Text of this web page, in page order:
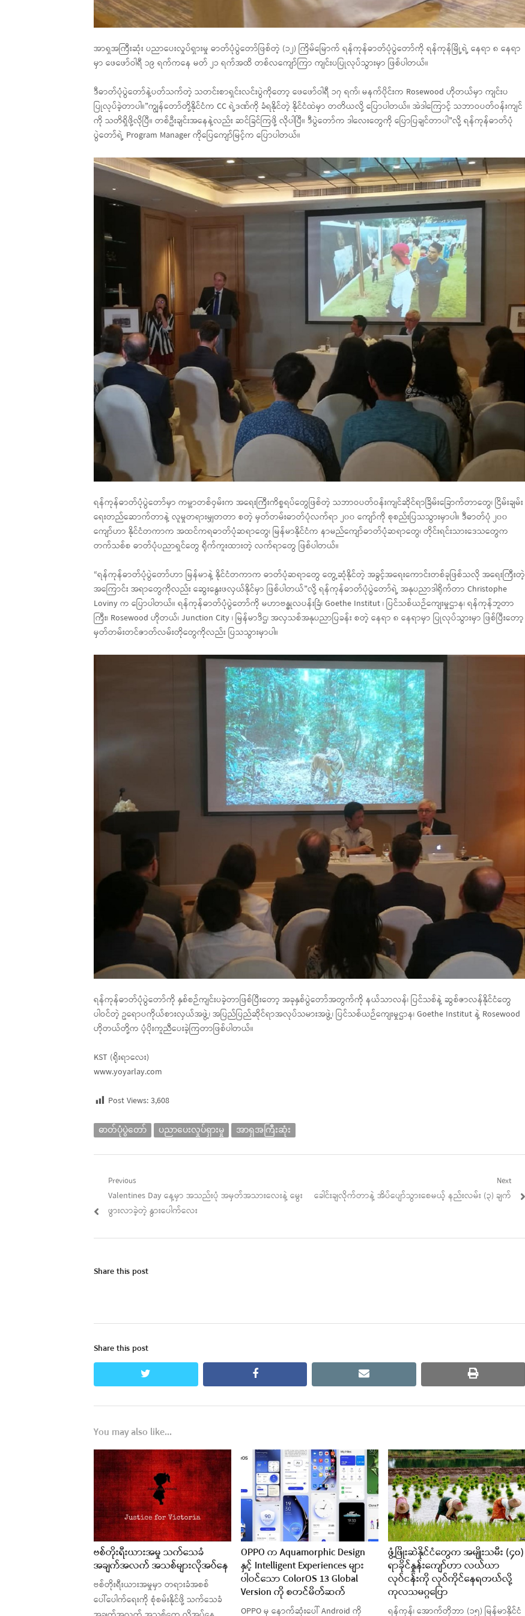
အာရှအကြီးဆုံး ပညာပေးလှုပ်ရှားမှု ဓာတ်ပုံပွဲတော်ဖြစ်တဲ့ (၁၂) ကြိမ်မြောက် ရန်ကုန်ဓာတ်ပုံပွဲတော်ကို ရန်ကုန်မြို့ရဲ့ နေရာ ၈ နေရာ
မှာ ဖေဖော်ဝါရီ ၁၉ ရက်ကနေ မတ် ၂၁ ရက်အထိ တစ်လကျော်ကြာ ကျင်းပပြုလုပ်သွားမှာ ဖြစ်ပါတယ်။
ဒီဓာတ်ပုံပွဲတော်နဲ့ပတ်သက်တဲ့ သတင်းစာရှင်းလင်းပွဲကိုတော့ ဖေဖော်ဝါရီ ၁၇ ရက်၊ မနက်ပိုင်းက Rosewood ဟိုတယ်မှာ ကျင်းပ
ပြုလုပ်ခဲ့တာပါ။”ကျွန်တော်တို့နိုင်ငံက CC ရဲ့ဒဏ်ကို ခံရနိုင်တဲ့ နိုင်ငံထဲမှာ တတိယလို့ ပြောပါတယ်။ အဲဒါကြောင့် သဘာဝပတ်ဝန်းကျင်
ကို သတိရှိဖို့လိုပြီ။ တစ်ဦးချင်းအနေနဲ့လည်း ဆင်ခြင်ကြဖို့ လိုပါပြီ။ ဒီပွဲတော်က ဒါလေးတွေကို ပြောပြချင်တာပါ”လို့ ရန်ကုန်ဓာတ်ပုံ
ပွဲတော်ရဲ့ Program Manager ကိုပြေကျော်မြင့်က ပြောပါတယ်။
ရန်ကုန်ဓာတ်ပုံပွဲတော်မှာ ကမ္ဘာတစ်ဝှမ်းက အရေးကြီးကိစ္စရပ်တွေဖြစ်တဲ့ သဘာဝပတ်ဝန်းကျင်ဆိုင်ရာခြိမ်းခြောက်တာတွေ၊ ငြိမ်းချမ်း
ရေးတည်ဆောက်တာနဲ့ လူမှုတရားမျှတတာ စတဲ့ မှတ်တမ်းဓာတ်ပုံလက်ရာ ၂၀၀ ကျော်ကို စုစည်းပြသသွားမှာပါ။ ဒီဓာတ်ပုံ ၂၀၀
ကျော်ဟာ နိုင်ငံတကာက အထင်ကရဓာတ်ပုံဆရာတွေ၊ မြန်မာနိုင်ငံက နာမည်ကျော်ဓာတ်ပုံဆရာတွေ၊ တိုင်းရင်းသားဒေသတွေက
တက်သစ်စ ဓာတ်ပုံပညာရှင်တွေ ရိုက်ကူးထားတဲ့ လက်ရာတွေ ဖြစ်ပါတယ်။
“ရန်ကုန်ဓာတ်ပုံပွဲတော်ဟာ မြန်မာနဲ့ နိုင်ငံတကာက ဓာတ်ပုံဆရာတွေ တွေ့ဆုံနိုင်တဲ့ အခွင့်အရေးကောင်းတစ်ခုဖြစ်သလို အရေးကြီးတဲ့
အကြောင်း အရာတွေကိုလည်း ဆွေးနွေးဖလှယ်နိုင်မှာ ဖြစ်ပါတယ်”လို့ ရန်ကုန်ဓာတ်ပုံပွဲတော်ရဲ့ အနုပညာဒါရိုက်တာ Christophe
Loviny က ပြောပါတယ်။ ရန်ကုန်ဓာတ်ပုံပွဲတော်ကို မဟာဗန္ဓုလပန်းခြံ၊ Goethe Institut ၊ ပြင်သစ်ယဉ်ကျေးမှုဌာန၊ ရန်ကုန်ဘူတာ
ကြီး၊ Rosewood ဟိုတယ်၊ Junction City ၊ မြန်မာဒိဌ၊ အလှသစ်အနုပညာပြခန်း စတဲ့ နေရာ ၈ နေရာမှာ ပြုလုပ်သွားမှာ ဖြစ်ပြီးတော့
မှတ်တမ်းတင်ဇာတ်လမ်းတိုတွေကိုလည်း ပြသသွားမှာပါ။
ရန်ကုန်ဓာတ်ပုံပွဲတော်ကို နှစ်စဉ်ကျင်းပခဲ့တာဖြစ်ပြီးတော့ အခုနှစ်ပွဲတော်အတွက်ကို နယ်သာလန်၊ ပြင်သစ်နဲ့ ဆွစ်ဇာလန်နိုင်ငံတွေ
ပါဝင်တဲ့ ဥရောပကိုယ်စားလှယ်အဖွဲ့၊ အပြည်ပြည်ဆိုင်ရာအလုပ်သမားအဖွဲ့၊ ပြင်သစ်ယဉ်ကျေးမှုဌာန၊ Goethe Institut နဲ့ Rosewood
ဟိုတယ်တို့က ပံ့ပိုးကူညီပေးခဲ့ကြတာဖြစ်ပါတယ်။
KST (ရိုးရာလေး)
www.yoyarlay.com
Post Views:3,608
ဓာတ်ပုံပွဲတော် ပညာပေးလှုပ်ရှားမှု အာရှအကြီးဆုံး
Post
navigation
Previous
Previous
post:
Valentines Day နေ့မှာ အသည်းပုံ အမှတ်အသားလေးနဲ့ မွေး
ဖွားလာခဲ့တဲ့ နွားပေါက်လေး
Next
Next
ခေါင်းချလိုက်တာနဲ့ အိပ်ပျော်သွားစေမယ့် နည်းလမ်း (၃) ချက်
Share this post
Share this post
facebook email print
You may also like...
ဗစ်တိုးရီးယားအမှု သက်သေခံ
အချက်အလက် အသစ်များလိုအပ်နေ
ဗစ်တိုးရီးယားအမှုမှာ တရားခံအစစ်
ပေါ်ပေါက်ရေးကို စုံစမ်းနိုင်ဖို့ သက်သေခံ
OPPO က Aquamorphic Design
နှင့် Intelligent Experiences များ
ပါဝင်သော ColorOS 13 Global
Version ကို စတင်မိတ်ဆက်
OPPO မှ နောက်ဆုံးပေါ် Android ကို
ဖွံ့ဖြိုးဆဲနိုင်ငံတွေက အမျိုးသမီး (၄၀)
ရာခိုင်နှုန်းကျော်ဟာ လယ်ယာ
လုပ်ငန်းကို လုပ်ကိုင်နေရတယ်လို့
ကုလသမဂ္ဂပြော
ရန်ကုန်၊ အောက်တိုဘာ (၁၅) မြန်မာနိုင်ငံ